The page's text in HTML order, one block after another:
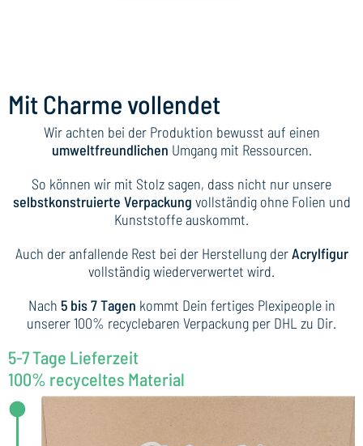
Mit Charme vollendet
Wir achten bei der Produktion bewusst auf einen
umweltfreundlichen Umgang mit Ressourcen.
So können wir mit Stolz sagen, dass nicht nur unsere
selbstkonstruierte Verpackung vollständig ohne Folien und
Kunststoffe auskommt.
Auch der anfallende Rest bei der Herstellung derAcrylfigur
vollständig wiederverwertet wird.
Nach 5 bis 7 Tagen kommt Dein fertiges Plexipeople in
unserer 100% recyclebaren Verpackung per DHL zu Dir.
5-7 Tage Lieferzeit
100% recyceltes Material